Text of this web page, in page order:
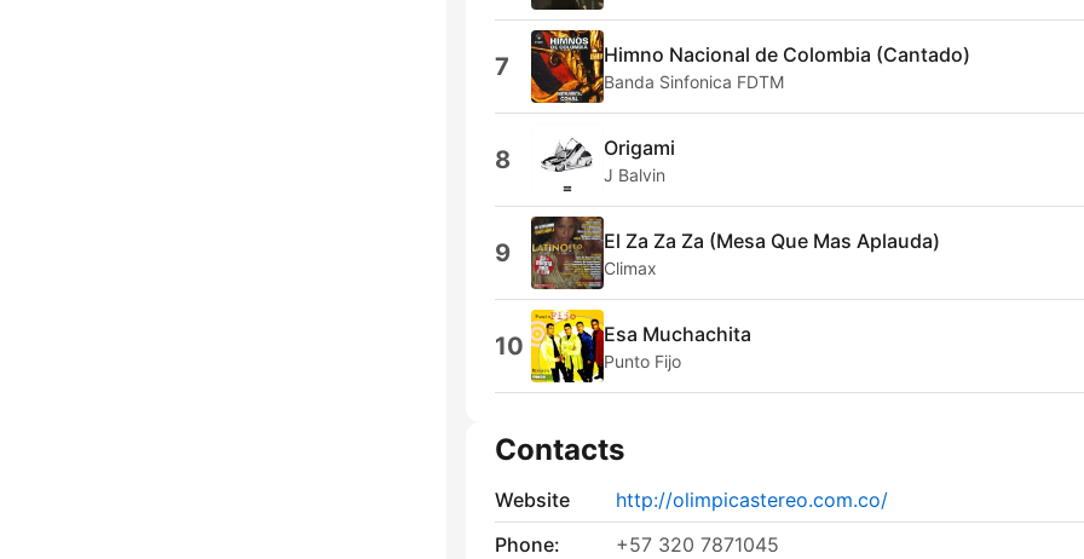
7 Himno Nacional de Colombia (Cantado)
Banda Sinfonica FDTM
8 Origami
J Balvin
9 El Za Za Za (Mesa Que Mas Aplauda)
Climax
10 Esa Muchachita
Punto Fijo
Contacts
Website
http://olimpicastereo.com.co/
Phone:
+57 320 7871045